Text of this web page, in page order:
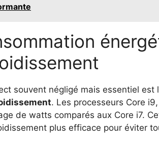
souvent négligé mais essentiel est
. Les processeurs Core
de watts comparés aux Core i7.
plus efficace pour éviter